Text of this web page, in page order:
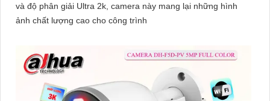
và độ phân giải Ultra 2k, camera này mang lại những hình
ảnh chất lượng cao cho công trình